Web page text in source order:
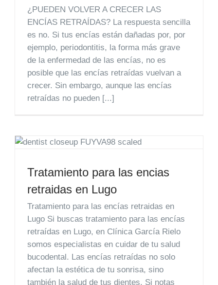
¿PUEDEN VOLVER A CRECER LAS
ENCÍAS RETRAÍDAS? La respuesta sencilla
es no. Si tus encías están dañadas por, por
ejemplo, periodontitis, la forma más grave
de la enfermedad de las encías, no es
posible que las encías retraídas vuelvan a
crecer. Sin embargo, aunque las encías
retraídas no pueden [...]
Tratamiento para las encias
retraidas en Lugo
Tratamiento para las encías retraidas en
Lugo Si buscas tratamiento para las encías
retraídas en Lugo, en Clínica García Rielo
somos especialistas en cuidar de tu salud
bucodental. Las encías retraídas no solo
afectan la estética de tu sonrisa, sino
también la salud de tus dientes. Si notas